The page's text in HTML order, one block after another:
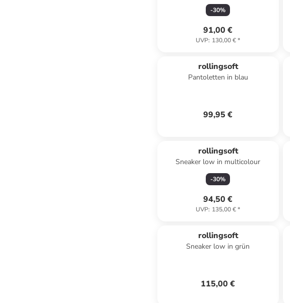
-30%
91,00 €
UVP: 130,00 €*
rollingsoft
Pantoletten in blau
99,95 €
rollingsoft
Sneaker low in multicolour
-30%
94,50 €
UVP: 135,00 €*
rollingsoft
Sneaker low in grün
115,00 €